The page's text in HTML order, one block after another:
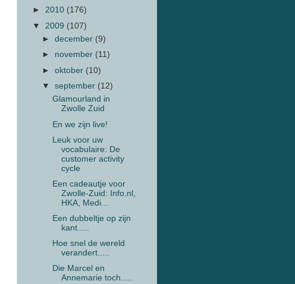
► 2010 (176)
▼ 2009 (107)
►december (9)
► november (11)
►oktober (10)
▼september (12)
Glamourland in
Zwolle Zuid
En we zijn live!
Leuk voor uw
vocabulaire: De
customer activity
cycle
Een cadeautje voor
Zwolle-Zuid: Info.nl,
HKA, Medi...
Een dubbeltje op zijn
kant.....
Hoe snel de wereld
verandert.....
Die Marcel en
Annemarie toch.....